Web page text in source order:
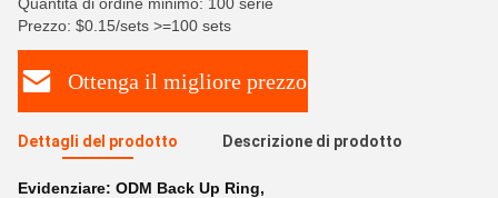
Prezzo: $0.15/sets >=100 sets
Ottenga il migliore prezzo
Dettagli del prodotto Descrizione di prodotto
Evidenziare: ODM Back Up Ring,